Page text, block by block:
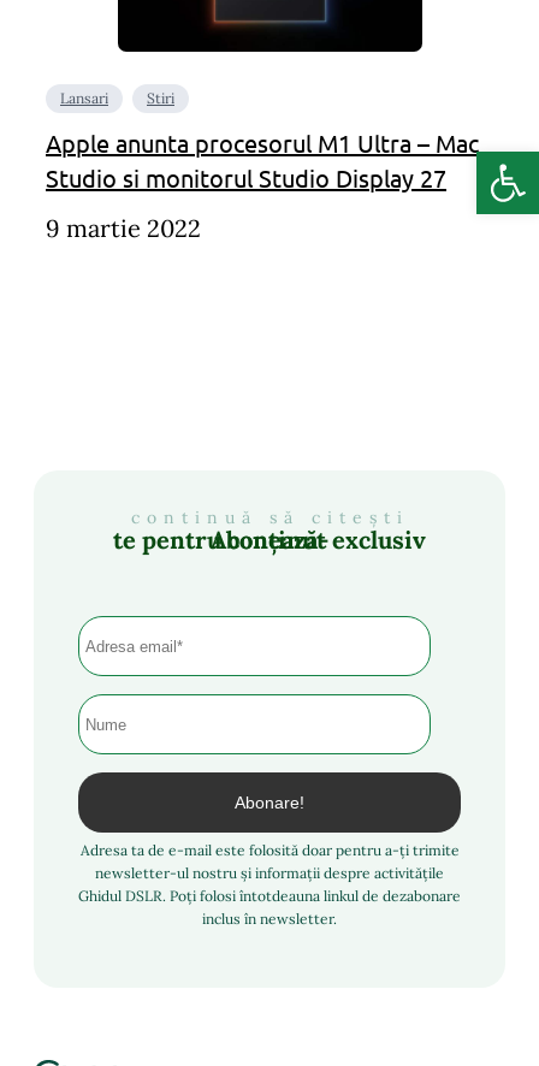
Lansari Stiri
Apple anunta procesorul M1 Ultra – Mac
Studio si monitorul Studio Display 27
9 martie 2022
continuă să citești
Abonează-te pentru conținut exclusiv
Adresa ta de e-mail este folosită doar pentru a-ți trimite
newsletter-ul nostru și informații despre activitățile
Ghidul DSLR. Poți folosi întotdeauna linkul de dezabonare
inclus în newsletter.